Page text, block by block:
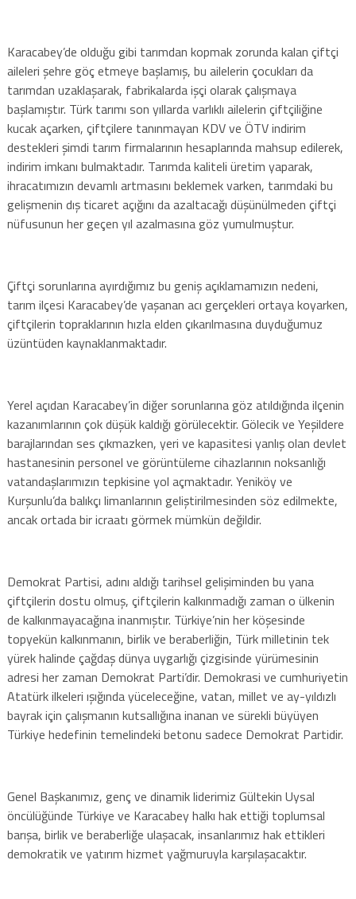
Karacabey’de olduğu gibi tarımdan kopmak zorunda kalan çiftçi
aileleri şehre göç etmeye başlamış, bu ailelerin çocukları da
tarımdan uzaklaşarak, fabrikalarda işçi olarak çalışmaya
başlamıştır. Türk tarımı son yıllarda varlıklı ailelerin çiftçiliğine
kucak açarken, çiftçilere tanınmayan KDV ve ÖTV indirim
destekleri şimdi tarım firmalarının hesaplarında mahsup edilerek,
indirim imkanı bulmaktadır. Tarımda kaliteli üretim yaparak,
ihracatımızın devamlı artmasını beklemek varken, tarımdaki bu
gelişmenin dış ticaret açığını da azaltacağı düşünülmeden çiftçi
nüfusunun her geçen yıl azalmasına göz yumulmuştur.
Çiftçi sorunlarına ayırdığımız bu geniş açıklamamızın nedeni,
tarım ilçesi Karacabey’de yaşanan acı gerçekleri ortaya koyarken,
çiftçilerin topraklarının hızla elden çıkarılmasına duyduğumuz
üzüntüden kaynaklanmaktadır.
Yerel açıdan Karacabey’in diğer sorunlarına göz atıldığında ilçenin
kazanımlarının çok düşük kaldığı görülecektir. Gölecik ve Yeşildere
barajlarından ses çıkmazken, yeri ve kapasitesi yanlış olan devlet
hastanesinin personel ve görüntüleme cihazlarının noksanlığı
vatandaşlarımızın tepkisine yol açmaktadır. Yeniköy ve
Kurşunlu’da balıkçı limanlarının geliştirilmesinden söz edilmekte,
ancak ortada bir icraatı görmek mümkün değildir.
Demokrat Partisi, adını aldığı tarihsel gelişiminden bu yana
çiftçilerin dostu olmuş, çiftçilerin kalkınmadığı zaman o ülkenin
de kalkınmayacağına inanmıştır. Türkiye’nin her köşesinde
topyekün kalkınmanın, birlik ve beraberliğin, Türk milletinin tek
yürek halinde çağdaş dünya uygarlığı çizgisinde yürümesinin
adresi her zaman Demokrat Parti’dir. Demokrasi ve cumhuriyetin
Atatürk ilkeleri ışığında yüceleceğine, vatan, millet ve ay-yıldızlı
bayrak için çalışmanın kutsallığına inanan ve sürekli büyüyen
Türkiye hedefinin temelindeki betonu sadece Demokrat Partidir.
Genel Başkanımız, genç ve dinamik liderimiz Gültekin Uysal
öncülüğünde Türkiye ve Karacabey halkı hak ettiği toplumsal
barışa, birlik ve beraberliğe ulaşacak, insanlarımız hak ettikleri
demokratik ve yatırım hizmet yağmuruyla karşılaşacaktır.